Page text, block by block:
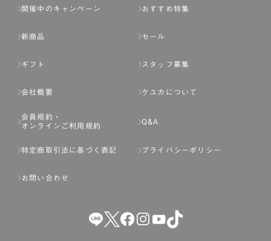
開催中のキャンペーン おすすめ特集
新商品 セール
ギフト スタッフ募集
会社概要 ケユカについて
会員規約・
オンラインご利用規約
Q&A
特定商取引法に基づく表記 プライバシーポリシー
お問い合わせ